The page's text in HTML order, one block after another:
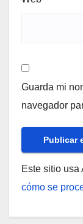
Guarda mi
navegador
Este sitio usa
cómo se